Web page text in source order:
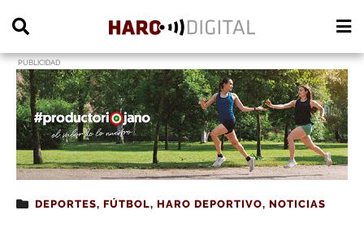
PUBLICIDAD
DEPORTES, FÚTBOL, HARO DEPORTIVO, NOTICIAS